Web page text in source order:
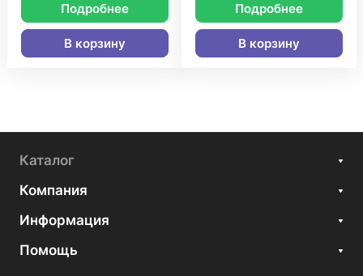
Подробнее
В корзину
Подробнее
В корзину
Каталог
Компания
Информация
Помощь